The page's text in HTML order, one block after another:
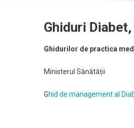
Ghiduri
Ghidurilor de practica
Ministerul Sănătății
Ghid de management al